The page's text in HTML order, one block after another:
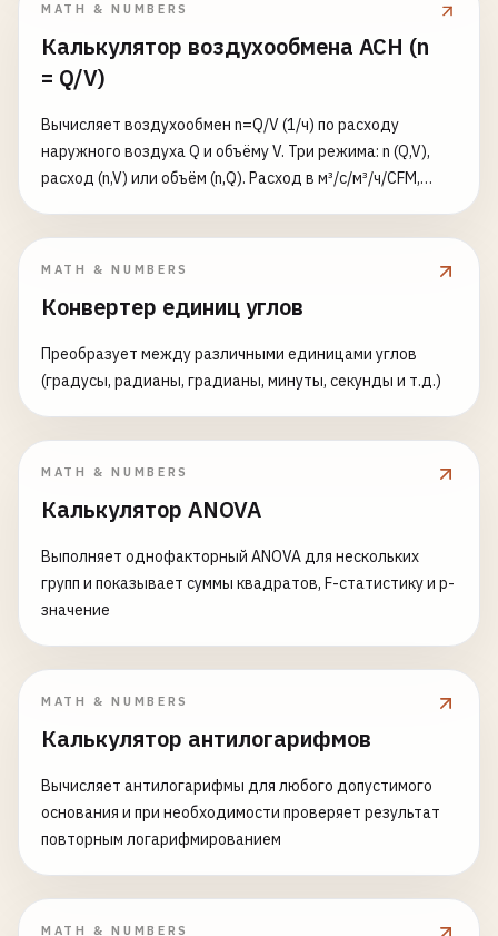
MATH & NUMBERS
Калькулятор воздухообмена ACH (n
= Q/V)
Вычисляет воздухообмен n=Q/V (1/ч) по расходу
наружного воздуха Q и объёму V. Три режима: n (Q,V),
расход (n,V) или объём (n,Q). Расход в м³/с/м³/ч/CFM,
MATH & NUMBERS
Конвертер единиц углов
Преобразует между различными единицами углов
(градусы, радианы, градианы, минуты, секунды и т.д.)
MATH & NUMBERS
Калькулятор ANOVA
Выполняет однофакторный ANOVA для нескольких
групп и показывает суммы квадратов, F-статистику и p-
значение
MATH & NUMBERS
Калькулятор антилогарифмов
Вычисляет антилогарифмы для любого допустимого
основания и при необходимости проверяет результат
повторным логарифмированием
MATH & NUMBERS